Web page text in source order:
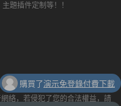
題插件定制等！！
絡，若侵犯了您的合法權益，請
購買了演示免登錄付費下載